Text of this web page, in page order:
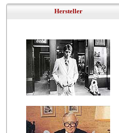
Hersteller